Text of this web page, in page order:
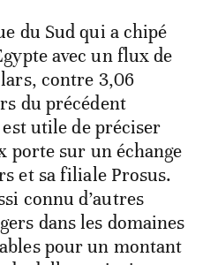
du Sud qui a chipé
avec un flux de
contre 3,06
du précédent
utile de préciser
porte sur un échange
et sa filiale Prosus.
connu d’autres
dans les domaines
pour un montant